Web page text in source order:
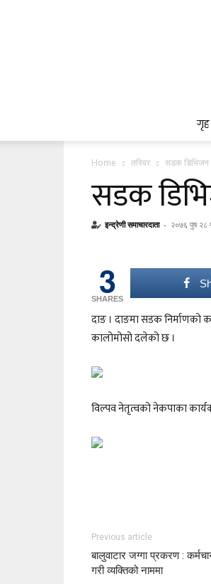
गृह
Home तस्विर सडक डिभिजन
सडक
इन्द्रेणी समाचारदाता - २०७६ पुष २८
3
SHARES
दाङ । दाङमा सडक निर्माणको
कालोमोसो दलेको छ ।
विल्पव नेतृत्वको नेकपाका
Previous article
बालुवाटार जग्गा प्रकरण :
गरी व्यक्तिको नाममा